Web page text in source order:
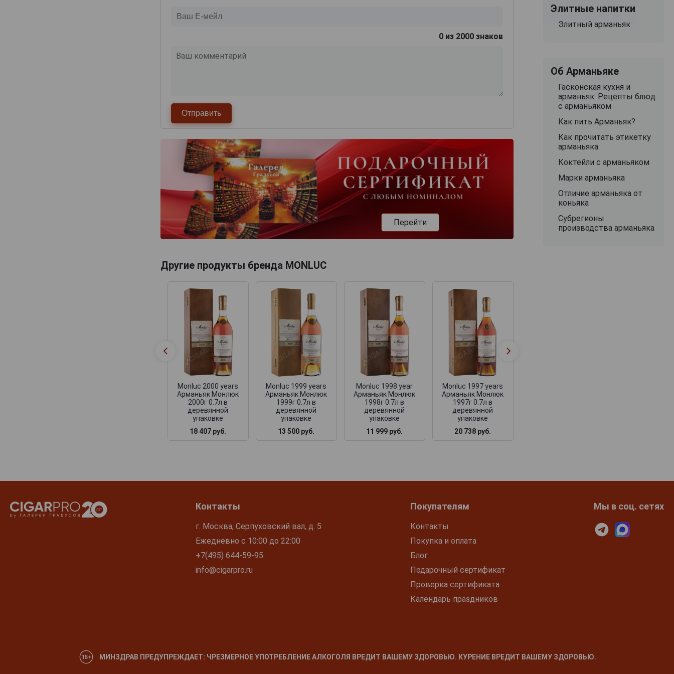
0 из 2000 знаков
Перейти
Другие продукты бренда MONLUC
Monluc 2000 years
Арманьяк Монлюк
2000г 0.7л в
деревянной
упаковке
18 407 руб.
Monluc 1999 years
Арманьяк Монлюк
1999г 0.7л в
деревянной
упаковке
13 500 руб.
Monluc 1998 year
Арманьяк Монлюк
1998г 0.7л в
деревянной
упаковке
11 999 руб.
Monluc 1997 years
Арманьяк Монлюк
1997г 0.7л в
деревянной
упаковке
20 738 руб.
Элитные напитки
Элитный арманьяк
Об Арманьяке
Гасконская кухня и
арманьяк. Рецепты блюд
с арманьяком
Как пить Арманьяк?
Как прочитать этикетку
арманьяка
Коктейли с арманьяком
Марки арманьяка
Отличие арманьяка от
коньяка
Субрегионы
производства арманьяка
Контакты
г. Москва, Серпуховский вал, д. 5
Ежедневно с 10:00 до 22:00
+7(495) 644-59-95
info@cigarpro.ru
Покупателям
Контакты
Покупка и оплата
Блог
Подарочный сертификат
Проверка сертификата
Календарь праздников
Мы в соц. сетях
МИНЗДРАВ ПРЕДУПРЕЖДАЕТ: ЧРЕЗМЕРНОЕ УПОТРЕБЛЕНИЕ АЛКОГОЛЯ ВРЕДИТ ВАШЕМУ ЗДОРОВЬЮ. КУРЕНИЕ ВРЕДИТ ВАШЕМУ ЗДОРОВЬЮ.